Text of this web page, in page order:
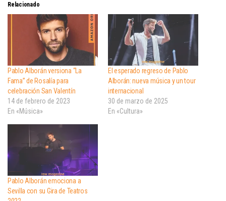
Relacionado
Pablo Alborán versiona “La
Fama” de Rosalía para
celebración San Valentín
14 de febrero de 2023
En «Música»
El esperado regreso de Pablo
Alborán: nueva música y un tour
internacional
30 de marzo de 2025
En «Cultura»
Pablo Alborán emociona a
Sevilla con su Gira de Teatros